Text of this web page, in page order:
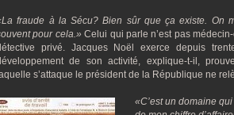
fraude à la Sécu? Bien sûr que ça existe. On
pour cela.» Celui qui parle n’est pas
privé. Jacques Noël exerce depuis
de son activité, explique-t-il,
s’attaque le président de la République ne
«C’est un domaine